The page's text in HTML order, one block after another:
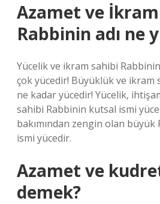
Azamet ve
Rabbinin adı ne
Yücelik ve ikram sahibi
çok yücedir! Büyüklük ve ikram
ne kadar yücedir! Yücelik,
sahibi Rabbinin kutsal ismi
bakımından zengin olan
ismi yücedir.
Azamet ve
demek?